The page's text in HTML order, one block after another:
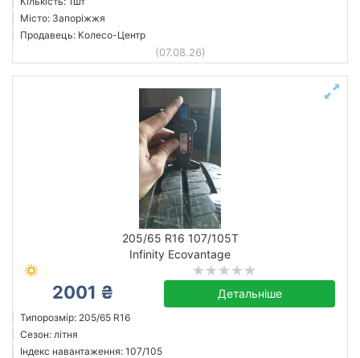
Місто: Запоріжжя
Продавець: Колесо-Центр
(07.08.26)
205/65 R16 107/105T
Infinity Ecovantage
2001 ₴ Детальніше
Типорозмір: 205/65 R16
Сезон: літня
Індекс навантаження: 107/105